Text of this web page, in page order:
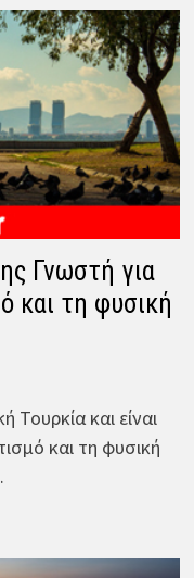
Γνωστή για
και τη φυσική
Τουρκία και είναι
και τη φυσική